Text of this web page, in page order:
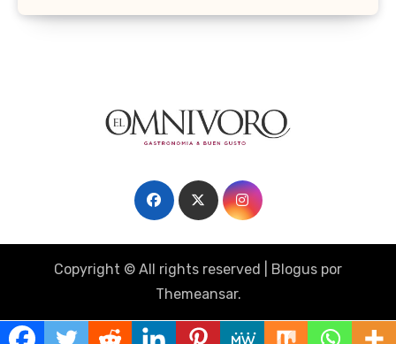
Copyright © All rights reserved Blogus por
Themeansar.